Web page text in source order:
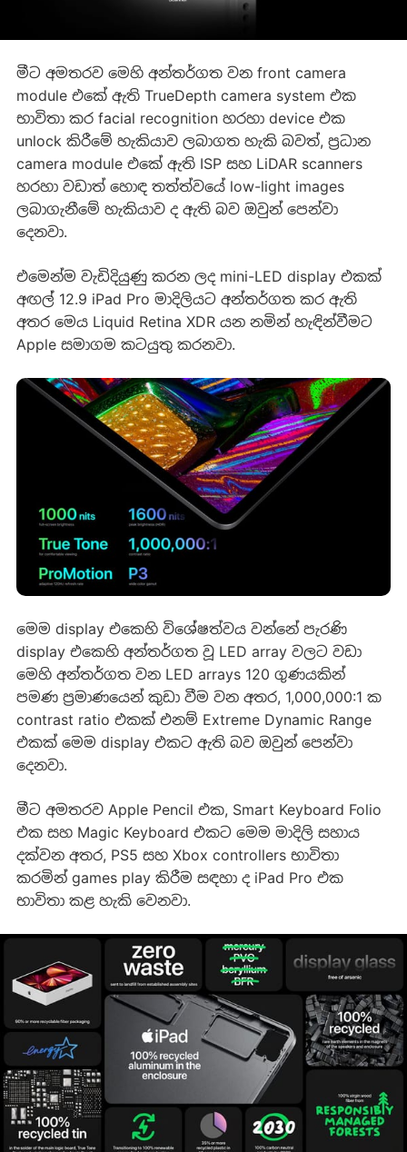
මීට අමතරව මෙහි අන්තර්ගත වන front camera
module එකේ ඇති TrueDepth camera system එක
භාවිතා කර facial recognition හරහා device එක
unlock කිරීමේ හැකියාව ලබාගත හැකි බවත්, ප්‍රධාන
camera module එකේ ඇති ISP සහ LiDAR scanners
හරහා වඩාත් හොඳ තත්ත්වයේ low-light images
ලබාගැනීමේ හැකියාව ද ඇති බව ඔවුන් පෙන්වා
දෙනවා.
එමෙන්ම වැඩිදියුණු කරන ලද mini-LED display එකක්
අඟල් 12.9 iPad Pro මාදිලියට අන්තර්ගත කර ඇති
අතර මෙය Liquid Retina XDR යන නමින් හැඳින්වීමට
Apple සමාගම කටයුතු කරනවා.
මෙම display එකෙහි විශේෂත්වය වන්නේ පැරණි
display එකෙහි අන්තර්ගත වූ LED array වලට වඩා
මෙහි අන්තර්ගත වන LED arrays 120 ගුණයකින්
පමණ ප්‍රමාණයෙන් කුඩා වීම වන අතර, 1,000,000:1 ක
contrast ratio එකක් එනම් Extreme Dynamic Range
එකක් මෙම display එකට ඇති බව ඔවුන් පෙන්වා
දෙනවා.
මීට අමතරව Apple Pencil එක, Smart Keyboard Folio
එක සහ Magic Keyboard එකට මෙම මාදිලි සහාය
දක්වන අතර, PS5 සහ Xbox controllers භාවිතා
කරමින් games play කිරීම සඳහා ද iPad Pro එක
භාවිතා කළ හැකි වෙනවා.